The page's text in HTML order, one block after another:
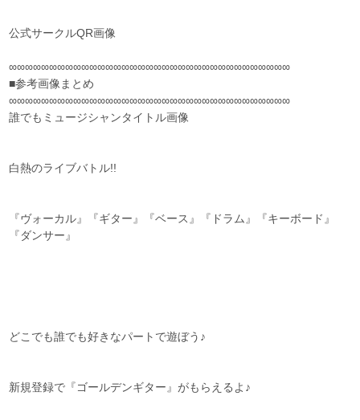
公式サークルQR画像
∞∞∞∞∞∞∞∞∞∞∞∞∞∞∞∞∞∞∞∞∞∞∞∞∞∞∞∞∞∞∞∞∞∞∞
■参考画像まとめ
∞∞∞∞∞∞∞∞∞∞∞∞∞∞∞∞∞∞∞∞∞∞∞∞∞∞∞∞∞∞∞∞∞∞∞
誰でもミュージシャンタイトル画像
白熱のライブバトル!!
『ヴォーカル』『ギター』『ベース』『ドラム』『キーボード』
『ダンサー』
どこでも誰でも好きなパートで遊ぼう♪
新規登録で『ゴールデンギター』がもらえるよ♪